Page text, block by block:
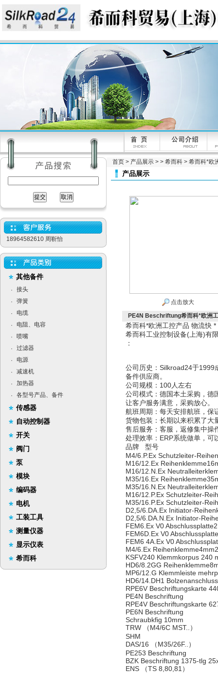
18964582610 周靳怡
其他备件
·
接头
·
弹簧
·
电缆
·
电阻、电容
·
喷嘴
·
过滤器
·
电源
·
减速机
·
加热器
·
各型号产品、备件
传感器
自动控制器
开关
阀门
泵
模块
编码器
电机
工装工具
测量仪器
显示仪表
希而科
首页 > 产品展示 > > 希而科 > 希而科*欧
产品展示
点击放大
PE4N Beschriftung希而科*欧洲
希而科*欧洲工控产品 物流
希而科工业控制设备(上海)
：
公司历史：Silkroad24于1999
备件供应商。
公司规模：100人左右
公司模式：德国本土采购，德
让客户服务满意，采购放心。
航班周期：每天安排航班，保
货物包装：长期以来积累了大
售后服务：客服，返修集中操
处理效率：ERP系统做单，可
品牌 型号
M4/6.P.Ex Schutzleiter-
M16/12.Ex
M16/12.N.Ex
M35/16.Ex
M35/16.N.Ex
M16/12.P.Ex Schutzleiter-
M35/16.P.Ex Schutzleiter-
D2,5/6.DA.Ex Initiator-
D2,5/6.DA.N.Ex Initiator-
FEM6.Ex V0
FEM6D.Ex V0
FEM6 4A.Ex V0
M4/6.Ex
KSFV240 Klemmkorpus 240
HD6/8.2GG
MP6/12.G Klemmleiste
HD6/14.DH1
RPE6V Beschriftungskarte
PE4N Beschriftung
RPE4V Beschriftungskarte
PE6N Beschriftung
Schraubkfig 10mm
TRW （M4/6C MST..）
SHM
DAS/16 （M35/26F..）
PE253 Beschriftung
BZK Beschriftung 1375-tlg
ENS （TS 8,80,81）